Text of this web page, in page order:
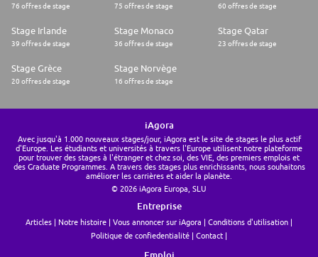
76 offres de stage 75 offres de stage 60 offres de stage
Stage Irlande
39 offres de stage
Stage Monaco
36 offres de stage
Stage Qatar
23 offres de stage
Stage Grèce
20 offres de stage
Stage Norvège
16 offres de stage
iAgora
Avec jusqu'à 1.000 nouveaux stages/jour, iAgora est le site de stages le plus actif
d'Europe. Les étudiants et universités à travers l'Europe utilisent notre plateforme
pour trouver des stages à l'étranger et chez soi, des VIE, des premiers emplois et
des Graduate Programmes. A travers des stages plus enrichissants, nous souhaitons
améliorer les carrières et aider la planète.
© 2026 iAgora Europa, SLU
Entreprise
Articles Notre histoire Vous annoncer sur iAgora
Conditions d'utilisation
Politique de confiedentialité
Contact